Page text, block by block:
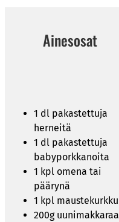
Ainesosat
1 dl pakastettuja
herneitä
1 dl pakastettuja
babyporkkanoita
1 kpl omena tai
päärynä
1 kpl maustekurkku
200g uunimakkaraa